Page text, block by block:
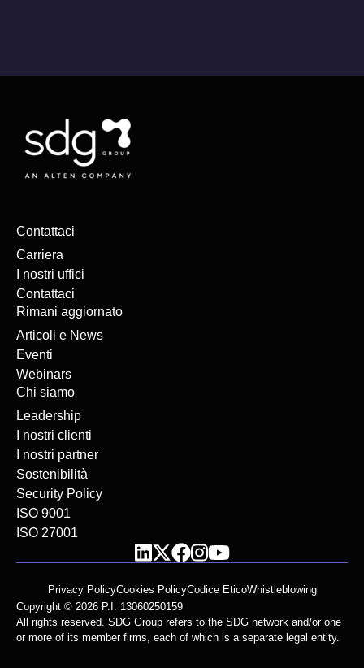
Contattaci
Carriera
I nostri uffici
Contattaci
Rimani aggiornato
Articoli e News
Eventi
Webinars
Chi siamo
Leadership
I nostri clienti
I nostri partner
Sostenibilità
Security Policy
ISO 9001
ISO 27001
Privacy PolicyCookies PolicyCodice EticoWhistleblowing
Copyright © 2026 P.I. 13060250159
All rights reserved. SDG Group refers to the SDG network and/or one
or more of its member firms, each of which is a separate legal entity.